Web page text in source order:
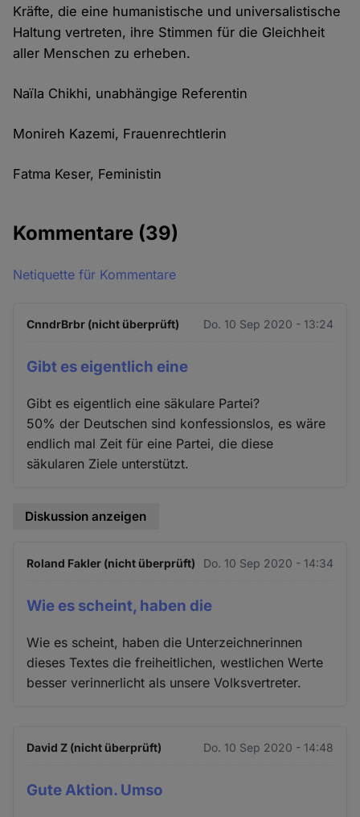
Kräfte, die eine humanistische und universalistische
Haltung vertreten, ihre Stimmen für die Gleichheit
aller Menschen zu erheben.
Naïla Chikhi, unabhängige Referentin
Monireh Kazemi, Frauenrechtlerin
Fatma Keser, Feministin
Kommentare (39)
Netiquette für Kommentare
CnndrBrbr (nicht überprüft) Do. 10 Sep 2020 - 13:24
Gibt es eigentlich eine
Gibt es eigentlich eine säkulare Partei?
50% der Deutschen sind konfessionslos, es wäre
endlich mal Zeit für eine Partei, die diese
säkularen Ziele unterstützt.
Diskussion anzeigen
Roland Fakler (nicht überprüft) Do. 10 Sep 2020 - 14:34
Wie es scheint, haben die
Wie es scheint, haben die Unterzeichnerinnen
dieses Textes die freiheitlichen, westlichen Werte
besser verinnerlicht als unsere Volksvertreter.
David Z (nicht überprüft) Do. 10 Sep 2020 - 14:48
Gute Aktion. Umso